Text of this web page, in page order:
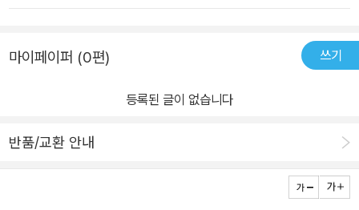
다 상황과 문제 난이도를 봐가며 꾸준히 할 수 있도록 권하는 편이라
진도가 일정하게 나아가지 못하지만, 기적의 수학 문장제를 한권 한
면 길벗스쿨의 기적의 수학 문장제 교재 선택이 옳았다는걸 마구 느
끼게 해준답니다! 꾸준히 하다 보니 2학년 2학기 과정인 4권을 끝내
때와는 달리 아이가 문제읽고, 체크하고, 어떻게 풀어나갈지 말해보
고, 풀이를 적고, 답을 구하는 모습이 자연스러워 보여 너무 뿌듯한 요
지는 그러려니 했대요 그런데 다른 애들이 오더니 가르쳐주더라는거
압구정쪽으로 나가 레벨테스트 후에 옮기는는 경우가 늘어나고 있어
으로 2년 정도 앞선 문제들을 풀고 있는데 연산이나 기본 문제들을
요 ​1. 포기하고 잘 푸는 문제만 푸는 경우 2. 문제를 읽고는 있지만 이
나뉘지 않나 싶어요 ​반대로 저희 아이는 진도도 많이 나가진 못했고
마이페이퍼 (0편) 쓰기
등록된 글이 없습니다
반품/교환 안내